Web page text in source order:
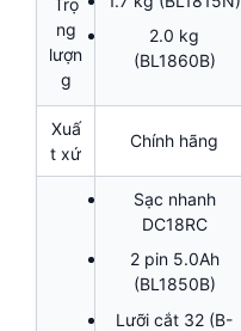
Trọ
ng
lượn
g
2.0 kg
(BL1860B)
Xuấ
t xứ
Chính hãng
Sạc nhanh
DC18RC
2 pin 5.0Ah
(BL1850B)
Lưỡi cắt 32 (B-